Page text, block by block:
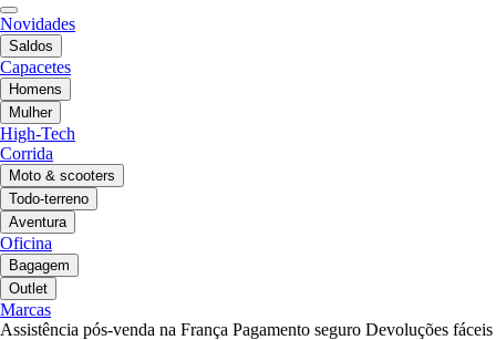
Novidades
Saldos
Capacetes
Homens
Mulher
High-Tech
Corrida
Moto & scooters
Todo-terreno
Aventura
Oficina
Bagagem
Outlet
Marcas
Assistência pós-venda na França Pagamento seguro Devoluções fáceis